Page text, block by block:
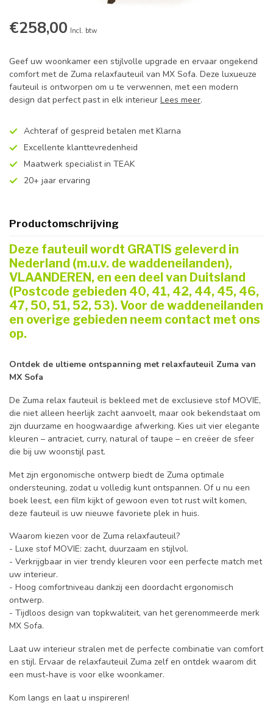
€258,00 Incl. btw
Geef uw woonkamer een stijlvolle upgrade en ervaar ongekend
comfort met de Zuma relaxfauteuil van MX Sofa. Deze luxueuze
fauteuil is ontworpen om u te verwennen, met een modern
design dat perfect past in elk interieur Lees meer.
Achteraf of gespreid betalen met Klarna
Excellente klanttevredenheid
Maatwerk specialist in TEAK
20+ jaar ervaring
Productomschrijving
Deze fauteuil wordt GRATIS geleverd in
Nederland (m.u.v. de waddeneilanden),
VLAANDEREN, en een deel van Duitsland
(Postcode gebieden 40, 41, 42, 44, 45, 46,
47, 50, 51, 52, 53). Voor de waddeneilanden
en overige gebieden neem contact met ons
op.
Ontdek de ultieme ontspanning met relaxfauteuil Zuma van
MX Sofa
De Zuma relax fauteuil is bekleed met de exclusieve stof MOVIE,
die niet alleen heerlijk zacht aanvoelt, maar ook bekendstaat om
zijn duurzame en hoogwaardige afwerking. Kies uit vier elegante
kleuren – antraciet, curry, natural of taupe – en creëer de sfeer
die bij uw woonstijl past.
Met zijn ergonomische ontwerp biedt de Zuma optimale
ondersteuning, zodat u volledig kunt ontspannen. Of u nu een
boek leest, een film kijkt of gewoon even tot rust wilt komen,
deze fauteuil is uw nieuwe favoriete plek in huis.
Waarom kiezen voor de Zuma relaxfauteuil?
- Luxe stof MOVIE: zacht, duurzaam en stijlvol.
- Verkrijgbaar in vier trendy kleuren voor een perfecte match met
uw interieur.
- Hoog comfortniveau dankzij een doordacht ergonomisch
ontwerp.
- Tijdloos design van topkwaliteit, van het gerenommeerde merk
MX Sofa.
Laat uw interieur stralen met de perfecte combinatie van comfort
en stijl. Ervaar de relaxfauteuil Zuma zelf en ontdek waarom dit
een must-have is voor elke woonkamer.
Kom langs en laat u inspireren!